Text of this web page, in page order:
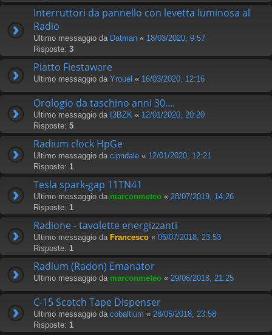
Interruttori da pannello con levetta luminosa al
Radio
Ultimo messaggio da Datman « 18/03/2020, 9:57
Risposte: 3
Piatto Fiestaware
Ultimo messaggio da Yrouel « 16/03/2020, 12:16
Orologio da taschino anni 30....
Ultimo messaggio da I3BZK « 12/01/2020, 20:20
Risposte: 5
Radium clock HpGe
Ultimo messaggio da cipndale « 12/01/2020, 12:21
Risposte: 1
Tesla spark-gap 11TN41
Ultimo messaggio da marconmeteo « 28/07/2019, 14:26
Risposte: 1
Radione - tavolette energizzanti
Ultimo messaggio da Francesco « 05/07/2018, 23:53
Risposte: 1
Radium (Radon) Emanator
Ultimo messaggio da marconmeteo « 29/06/2018, 21:25
C-15 Scotch Tape Dispenser
Ultimo messaggio da cobaltium « 28/05/2018, 23:58
Risposte: 1